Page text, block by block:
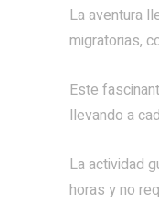
La aventura
migratorias,
Este
llevando a
La actividad
horas y no